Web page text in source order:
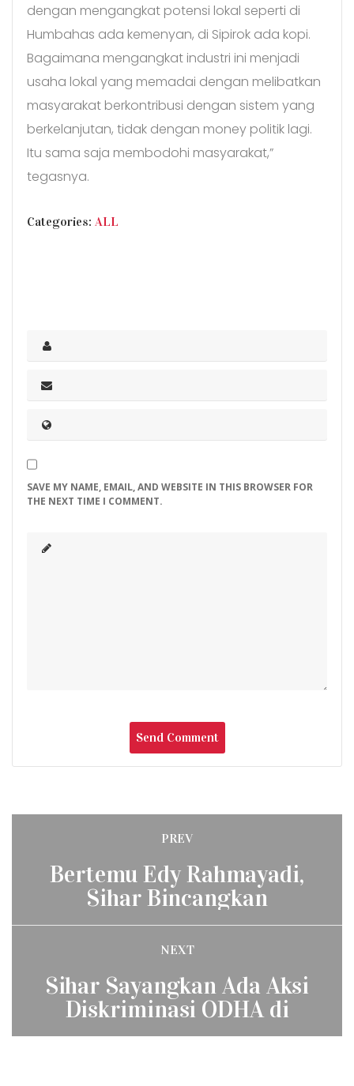
dengan mengangkat potensi lokal seperti di
Humbahas ada kemenyan, di Sipirok ada kopi.
Bagaimana mengangkat industri ini menjadi
usaha lokal yang memadai dengan melibatkan
masyarakat berkontribusi dengan sistem yang
berkelanjutan, tidak dengan money politik lagi.
Itu sama saja membodohi masyarakat,”
tegasnya.
CATEGORIES
Categories: ALL
SAVE MY NAME, EMAIL, AND WEBSITE IN THIS BROWSER FOR
THE NEXT TIME I COMMENT.
navigation
PREV
post:
Bertemu Edy Rahmayadi,
Sihar Bincangkan
Mengenai Stadion
NEXT
post:
Sihar Sayangkan Ada Aksi
Diskriminasi ODHA di
Samosir